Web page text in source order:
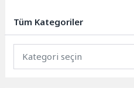
hayat...
Tüm Kategoriler